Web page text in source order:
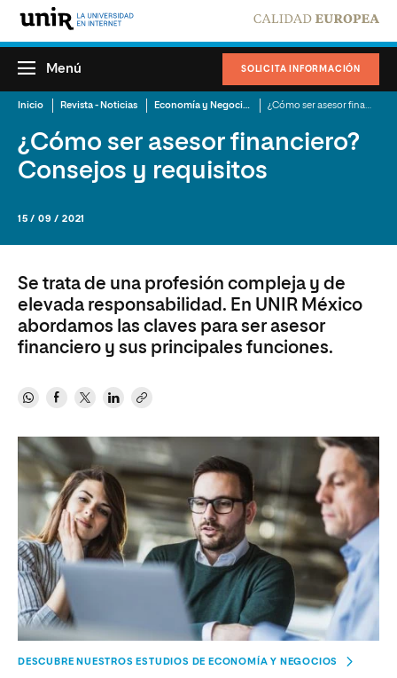
SOLICITA INFORMACIÓN
Menú
Inicio Revista - Noticias Economía y Negocios
¿Cómo ser asesor financiero?
Consejos y requisitos
15 / 09 / 2021
Se trata de una profesión compleja y de
elevada responsabilidad. En UNIR México
abordamos las claves para ser asesor
financiero y sus principales funciones.
DESCUBRE NUESTROS ESTUDIOS DE ECONOMÍA Y NEGOCIOS